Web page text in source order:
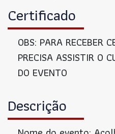
Certificado
OBS: PARA RECEBER
PRECISA ASSISTIR O
DO EVENTO
Descrição